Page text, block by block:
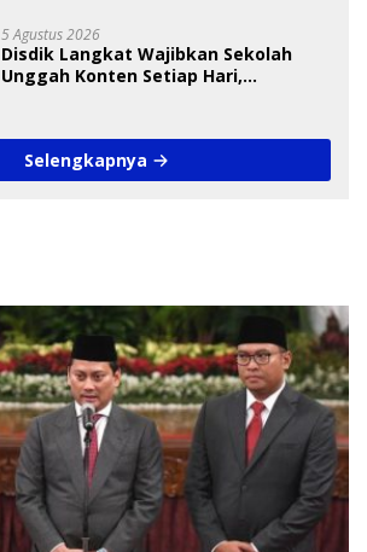
5 Agustus 2026
Disdik Langkat Wajibkan Sekolah
Unggah Konten Setiap Hari,
Selengkapnya